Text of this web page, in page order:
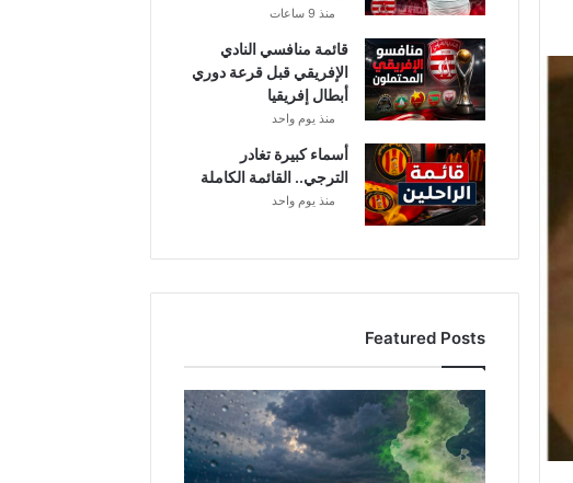
منذ 9 ساعات
قائمة منافسي النادي
الإفريقي قبل قرعة دوري
أبطال إفريقيا
منذ يوم واحد
أسماء كبيرة تغادر
الترجي.. القائمة الكاملة
منذ يوم واحد
Featured Posts
م
ا